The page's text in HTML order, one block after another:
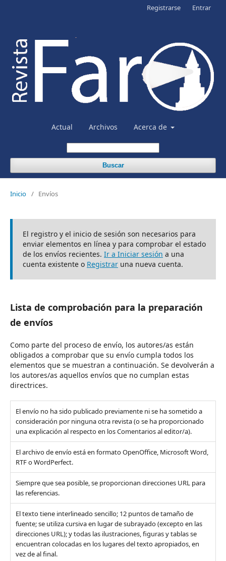
Actual Archivos Acerca de
Buscar
Registrarse Entrar
Inicio / Envíos
El registro y el inicio de sesión son necesarios para
enviar elementos en línea y para comprobar el estado
de los envíos recientes. Ir a Iniciar sesión a una
cuenta existente o Registrar una nueva cuenta.
Lista de comprobación para la preparación
de envíos
Como parte del proceso de envío, los autores/as están
obligados a comprobar que su envío cumpla todos los
elementos que se muestran a continuación. Se devolverán a
los autores/as aquellos envíos que no cumplan estas
directrices.
El envío no ha sido publicado previamente ni se ha sometido a
consideración por ninguna otra revista (o se ha proporcionado
una explicación al respecto en los Comentarios al editor/a).
El archivo de envío está en formato OpenOffice, Microsoft Word,
RTF o WordPerfect.
Siempre que sea posible, se proporcionan direcciones URL para
las referencias.
El texto tiene interlineado sencillo; 12 puntos de tamaño de
fuente; se utiliza cursiva en lugar de subrayado (excepto en las
direcciones URL); y todas las ilustraciones, figuras y tablas se
encuentran colocadas en los lugares del texto apropiados, en
vez de al final.